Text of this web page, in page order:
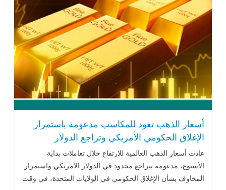
أسعار الذهب تعود للمكاسب مدعومة باستمرار
الإغلاق الحكومي الأمريكي وتراجع الدولار
عادت أسعار الذهب العالمية للارتفاع خلال تعاملات بداية
الأسبوع، مدعومة بتراجع محدود في الدولار الأمريكي واستمرار
المخاوف بشأن الإغلاق الحكومي في الولايات المتحدة، في وقت